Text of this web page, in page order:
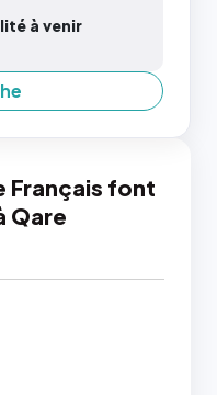
à venir
Français font
Qare